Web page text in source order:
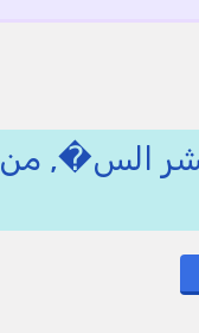
الاثني عشر الس�, من